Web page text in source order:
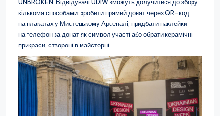
UNBROKEN. Відвідувачі UDIW зможуть долучитися до збору
кількома способами: зробити прямий донат через QR-код
на плакатах у Мистецькому Арсеналі, придбати наклейки
на телефон за донат як символ участі або обрати керамічні
прикраси, створені в майстерні.